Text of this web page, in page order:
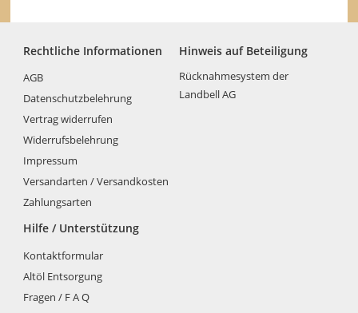
Rechtliche Informationen
AGB
Datenschutzbelehrung
Vertrag widerrufen
Widerrufsbelehrung
Impressum
Versandarten / Versandkosten
Zahlungsarten
Hinweis auf Beteiligung
Rücknahmesystem der
Landbell AG
Hilfe / Unterstützung
Kontaktformular
Altöl Entsorgung
Fragen / F A Q